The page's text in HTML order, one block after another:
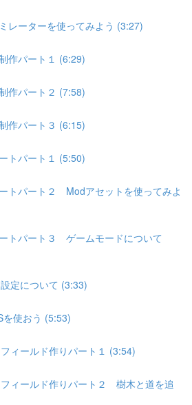
レーターを使ってみよう (3:27)
作パート１ (6:29)
作パート２ (7:58)
作パート３ (6:15)
トパート１ (5:50)
トパート２ Modアセットを使ってみよ
トパート３ ゲームモードについて
定について (3:33)
を使おう (5:53)
ィールド作りパート１ (3:54)
ィールド作りパート２ 樹木と道を追